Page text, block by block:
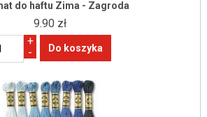
do haftu Zima - Zagroda
9.90 zł
+
-